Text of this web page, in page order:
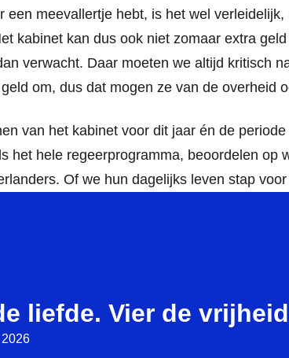
een meevallertje hebt, is het wel
kabinet kan dus ook niet zomaar extra
verwacht. Daar moeten we altijd kritisch
om, dus dat mogen ze van de overheid
van het kabinet voor dit jaar én de
het hele regeerprogramma, beoordelen op
Of we hun dagelijks leven stap
liefde. Vier de